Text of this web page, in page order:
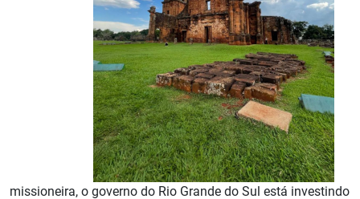
missioneira, o governo do Rio Grande do Sul está investindo